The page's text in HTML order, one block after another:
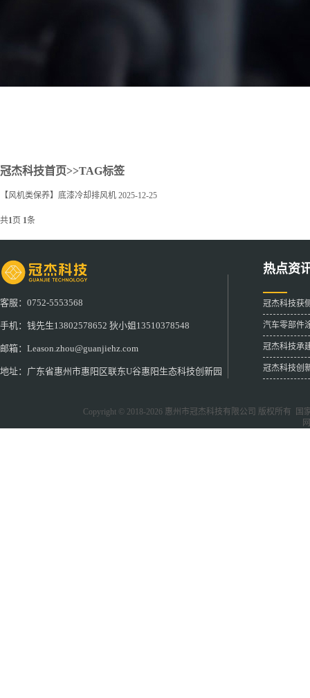
冠杰科技首页>>TAG标签
【风机类保养】底漆冷却排风机 2025-12-25
共1页 1条
客服：0752-5553568
手机：钱先生13802578652 狄小姐13510378548
邮箱：Leason.zhou@guanjiehz.com
地址：广东省惠州市惠阳区联东U谷惠阳生态科技创新园
热点资
冠杰科技获
汽车零部件
冠杰科技承
冠杰科技创
Copyright © 2018-2026 惠州市冠杰科技有限公司
版权所有 国